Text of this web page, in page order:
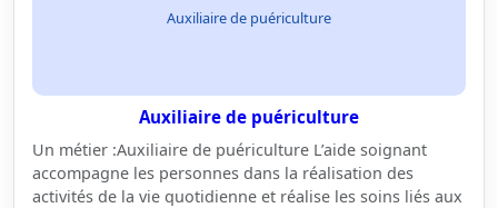
Auxiliaire de puériculture
Auxiliaire de puériculture
Un métier :Auxiliaire de puériculture L’aide soignant
accompagne les personnes dans la réalisation des
activités de la vie quotidienne et réalise les soins liés aux